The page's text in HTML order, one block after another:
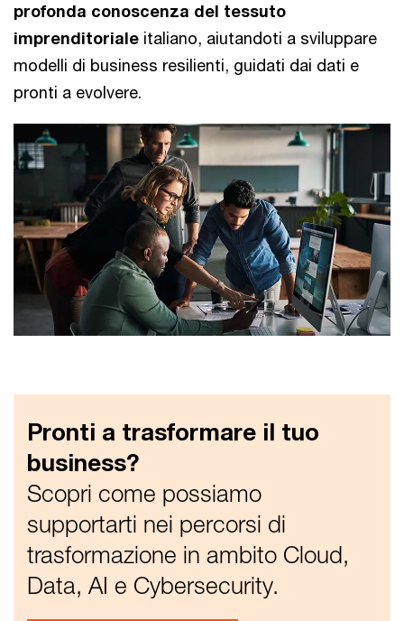
profonda conoscenza del tessuto
imprenditoriale italiano, aiutandoti a sviluppare
modelli di business resilienti, guidati dai dati e
pronti a evolvere.
Pronti a trasformare il tuo
business?
Scopri come possiamo
supportarti nei percorsi di
trasformazione in ambito Cloud,
Data, AI e Cybersecurity.